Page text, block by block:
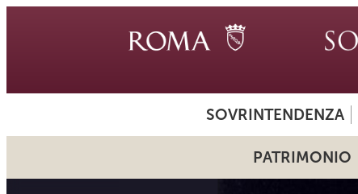
SOVRINTENDENZA
PATRIMONIO